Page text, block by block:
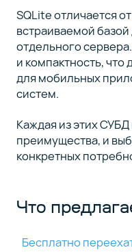
SQLite отличается
встраиваемой
отдельного
и компактность,
для мобильных
систем.
Каждая из этих
преимущества, и
конкретных
Что
Бесплатно